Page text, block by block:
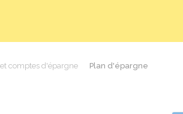
comptes d'épargne
Plan d'épargne